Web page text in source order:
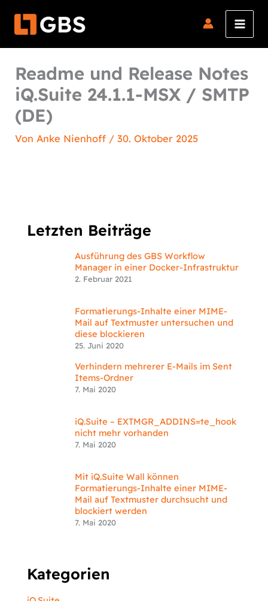
Inhalt
Readme und Release Notes
iQ.Suite 24.1.1-MSX / SMTP
(DE)
Von Anke Nienhoff /30. Oktober 2025
Letzten Beiträge
Ausführung des GBS Workflow
Manager in einer Docker-Infrastruktur
2. Februar 2021
Formatierungs-Inhalte einer MIME-
Mail auf Textmuster untersuchen und
diese blockieren
25. Juni 2020
Verhindern mehrerer E-Mails im Sent
Items-Ordner
7. Mai 2020
iQ.Suite – EXTMGR_ADDINS=te_hook
nicht mehr vorhanden
7. Mai 2020
Mit iQ.Suite Wall können
Formatierungs-Inhalte einer MIME-
Mail auf Textmuster durchsucht und
blockiert werden
7. Mai 2020
Kategorien